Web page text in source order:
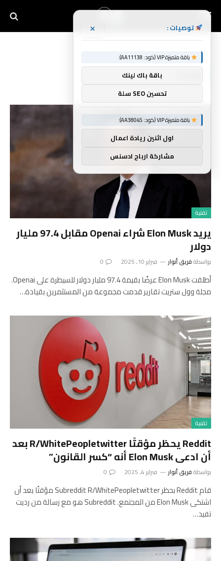
تقنية
يريد Elon Musk شراء Openai مقابل 97.4 مليار
دولار
بواسطةفريق أنوار فبراير 10, 2025 0
أطلقت Elon Musk عرضًا بقيمة 97.4 مليار دولار للسيطرة على Openai.
مجلة وول ستريت تقارير قدمت مجموعة من المستثمرين بقيادة…
تقنية
Reddit يحظر مؤقتًا R/WhitePeopletwitter بعد
أن ادعى Elon Musk أنه “كسر القانون”
بواسطةفريق أنوار فبراير 4, 2025 0
قام Reddit بحظر Subreddit R/WhitePeopletwitter مؤقتًا بعد أن
اشتكى Elon Musk من المجتمع. Subreddit هو مع رسالة من رديت
تفيد…
توصيات : ×
باقة متميزة VIP (كود: AA11138):
باقة باك لينك
تحسين SEO سلة
باقة متميزة VIP (كود: AA38045):
اول اثنين ريادة اعمال
مشاركة ارباح ادسنس